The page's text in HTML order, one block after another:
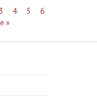
3 4 5
6
»